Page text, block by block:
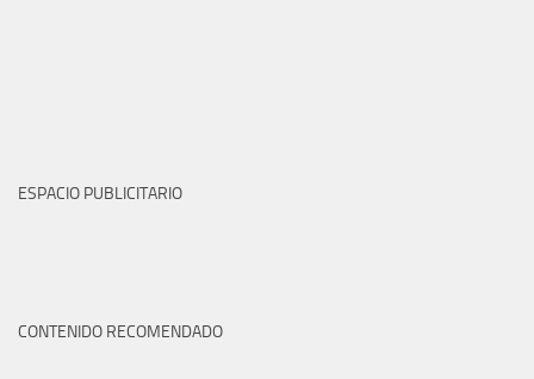
ESPACIO PUBLICITARIO
CONTENIDO RECOMENDADO